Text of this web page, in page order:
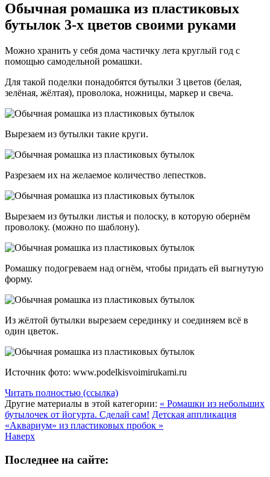
Обычная ромашка из пластиковых
бутылок 3-х цветов своими руками
Можно хранить у себя дома частичку лета круглый год с
помощью самодельной ромашки.
Для такой поделки понадобятся бутылки 3 цветов (белая,
зелёная, жёлтая), проволока, ножницы, маркер и свеча.
Вырезаем из бутылки такие круги.
Разрезаем их на желаемое количество лепестков.
Вырезаем из бутылки листья и полоску, в которую обернём
проволоку. (можно по шаблону).
Ромашку подогреваем над огнём, чтобы придать ей выгнутую
форму.
Из жёлтой бутылки вырезаем серединку и соединяем всё в
один цветок.
Источник фото: www.podelkisvoimirukami.ru
Читать полностью (ссылка)
Другие материалы в этой категории: « Ромашки из небольших
бутылочек от йогурта. Сделай сам! Детская аппликация
«Аквариум» из пластиковых пробок »
Наверх
Последнее на сайте: